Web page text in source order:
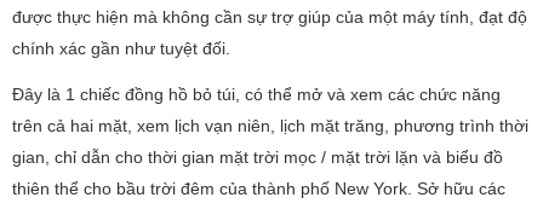
được thực hiện mà không cần sự trợ giúp của một máy tính, đạt độ
chính xác gần như tuyệt đối.
Đây là 1 chiếc đồng hồ bỏ túi, có thể mở và xem các chức năng
trên cả hai mặt, xem lịch vạn niên, lịch mặt trăng, phương trình thời
gian, chỉ dẫn cho thời gian mặt trời mọc / mặt trời lặn và biểu đồ
thiên thể cho bầu trời đêm của thành phố New York. Sở hữu các